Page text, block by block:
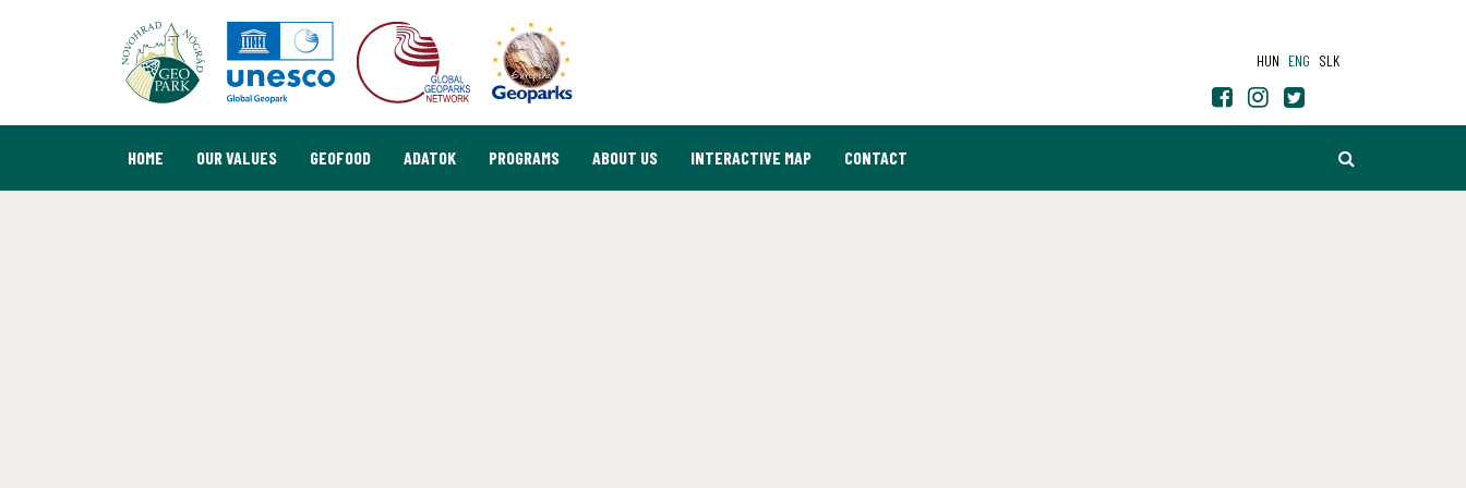
HUN ENG SLK
HOME OUR VALUES GEOFOOD ADATOK PROGRAMS ABOUT US INTERACTIVE MAP CONTACT